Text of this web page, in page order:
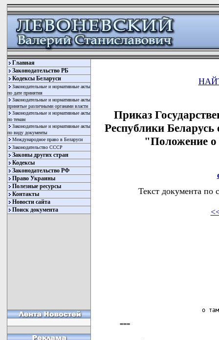
Главная
Законодательство РБ
Кодексы Беларуси
Законодательные и нормативные акты
по дате принятия
Законодательные и нормативные акты
принятые различными органами власти
Законодательные и нормативные акты
по темам
Законодательные и нормативные акты
по виду документы
Международное право в Беларуси
Законодательство СССР
Законы других стран
Кодексы
Законодательство РФ
Право Украины
Полезные ресурсы
Контакты
Новости сайта
Поиск документа
Приказ
Республики
"Положение
Текст документа по
о
===